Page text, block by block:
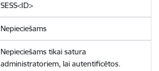
SESS<ID>
Nepieciešams
Nepieciešams tikai satura
administratoriem, lai autentificētos.